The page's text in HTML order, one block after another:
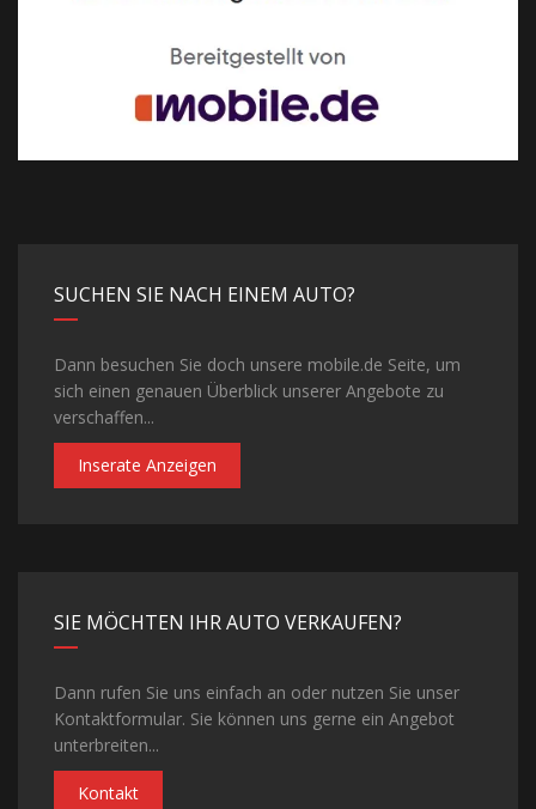
SUCHEN SIE NACH EINEM AUTO?
Dann besuchen Sie doch unsere mobile.de Seite, um
sich einen genauen Überblick unserer Angebote zu
verschaffen...
Inserate Anzeigen
SIE MÖCHTEN IHR AUTO VERKAUFEN?
Dann rufen Sie uns einfach an oder nutzen Sie unser
Kontaktformular. Sie können uns gerne ein Angebot
unterbreiten...
Kontakt